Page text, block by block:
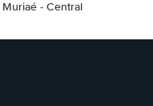
- Central